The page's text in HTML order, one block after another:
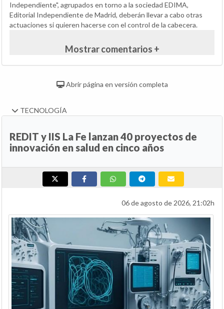
Independiente", agrupados en torno a la sociedad EDIMA,
Editorial Independiente de Madrid, deberán llevar a cabo otras
actuaciones si quieren hacerse con el control de la cabecera.
Mostrar comentarios +
Abrir página en versión completa
TECNOLOGÍA
REDIT y IIS La Fe lanzan 40 proyectos de
innovación en salud en cinco años
06 de agosto de 2026, 21:02h